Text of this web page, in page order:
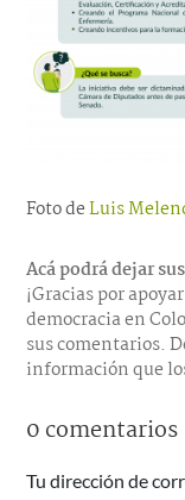
Foto deLuis
Acá podrá dejar
¡Gracias por
democracia en
sus comentarios.
información que
0 comentarios
Tu dirección de